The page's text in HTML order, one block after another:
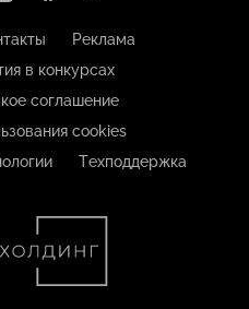
Реклама
в конкурсах
соглашение
cookies
Техподдержка